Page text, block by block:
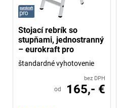
Stojací rebrík so
stupňami, jednostranný
– eurokraft pro
štandardné vyhotovenie
bez DPH
od 165,- €